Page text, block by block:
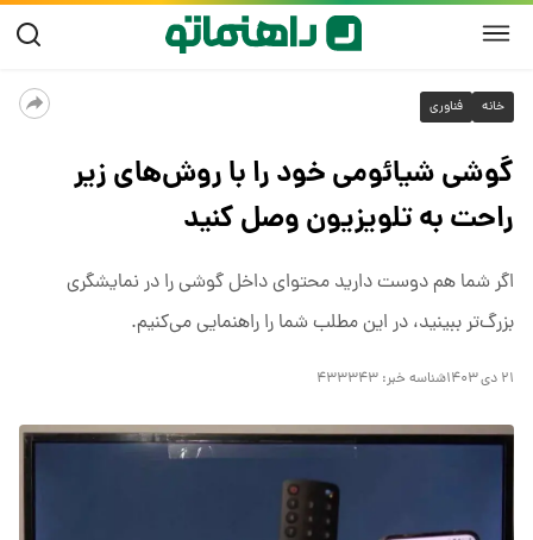
خانه فناوری
گوشی شیائومی خود را با روش‌های زیر
راحت به تلویزیون وصل کنید
اگر شما هم دوست دارید محتوای داخل گوشی را در نمایشگری
بزرگ‌تر ببینید، در این مطلب شما را راهنمایی می‌کنیم.
۲۱ دی ۱۴۰۳ شناسه خبر: ۴۳۳۳۴۳